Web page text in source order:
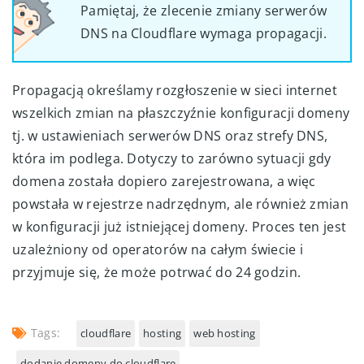
Pamiętaj, że zlecenie zmiany serwerów
DNS na Cloudflare wymaga propagacji.
Propagacją określamy rozgłoszenie w sieci internet
wszelkich zmian na płaszczyźnie konfiguracji domeny
tj. w ustawieniach serwerów DNS oraz strefy DNS,
która im podlega. Dotyczy to zarówno sytuacji gdy
domena została dopiero zarejestrowana, a więc
powstała w rejestrze nadrzędnym, ale również zmian
w konfiguracji już istniejącej domeny. Proces ten jest
uzależniony od operatorów na całym świecie i
przyjmuje się, że może potrwać do 24 godzin.
Tags: cloudflare hosting web hosting